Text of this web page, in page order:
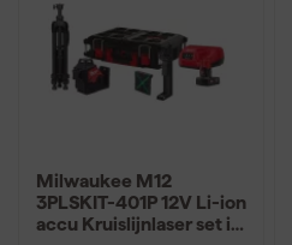
Milwaukee M12
3PLSKIT-401P 12V Li-ion
accu Kruislijnlaser set in